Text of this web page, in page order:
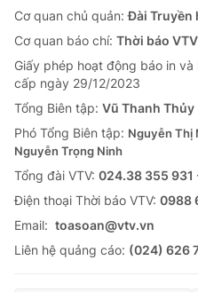
Cơ quan chủ quản:Đài Truyền
Cơ quan báo chí: Thời báo VTV
Giấy phép hoạt động báo in
cấp ngày 29/12/2023
Tổng Biên tập: Vũ Thanh Thủy
Phó Tổng Biên tập: Nguyễn Thị
Nguyễn Trọng Ninh
Tổng đài VTV: 024.38 355
Ðiện thoại Thời báo VTV: 0988
Email: toasoan@vtv.vn
Liên hệ quảng cáo: (024) 626